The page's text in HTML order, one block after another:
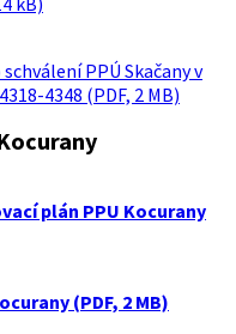
PPÚ Skačany v
4348 (PDF, 2 MB)
plán PPU Kocurany
(PDF, 2 MB)